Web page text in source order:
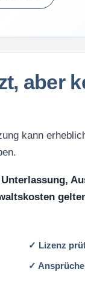
aber
kann
✓ Lizenz
✓